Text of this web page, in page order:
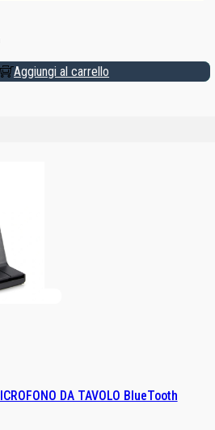
Aggiungi al carrello
DA TAVOLO BlueTooth